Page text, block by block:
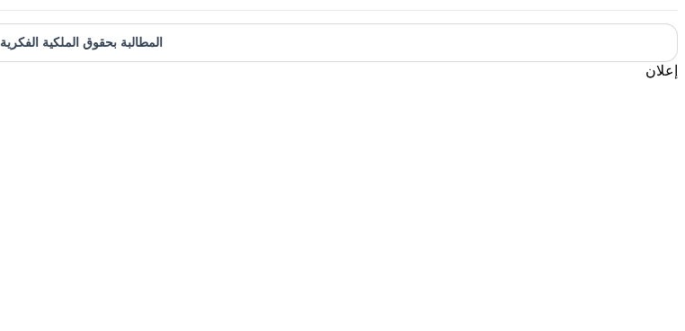
المطالبة بحقوق الملكية الفكرية
إعلان